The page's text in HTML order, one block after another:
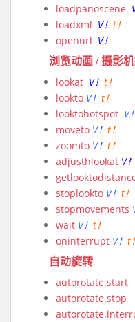
loadpanoscene
loadxml V！ t！
openurl V！
浏览动画 / 摄影
lookat V！ t！
lookto V！ t！
looktohotspot V！
moveto V！ t！
zoomto V！ t！
adjusthlookat V！
stoplookto V！ t！
stopmovements
wait V！ t！
oninterrupt V！ t！
自动旋转
autorotate.start
autorotate.stop